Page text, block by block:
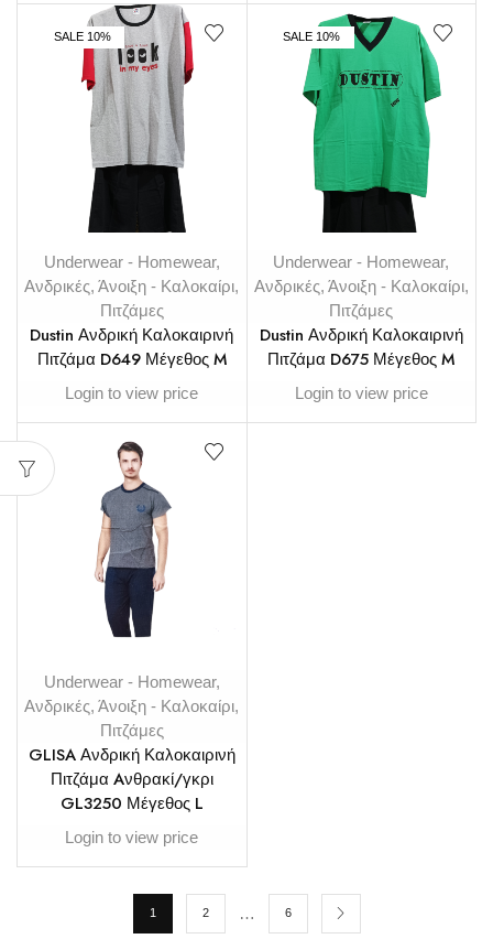
SALE 10%
Underwear - Homewear,
Ανδρικές,Άνοιξη - Καλοκαίρι,
Πιτζάμες
Dustin Ανδρική Καλοκαιρινή
Πιτζάμα D649 Μέγεθος M
Login to view price
SALE 10%
Underwear - Homewear,
Ανδρικές, Άνοιξη - Καλοκαίρι,
Πιτζάμες
Dustin Ανδρική Καλοκαιρινή
Πιτζάμα D675 Μέγεθος M
Login to view price
Underwear - Homewear,
Ανδρικές,Άνοιξη - Καλοκαίρι,
Πιτζάμες
GLISA Ανδρική Καλοκαιρινή
Πιτζάμα Aνθρακί/γκρι
GL3250 Μέγεθος L
Login to view price
1 2 … 6